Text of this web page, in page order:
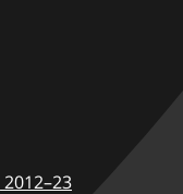
2012–23